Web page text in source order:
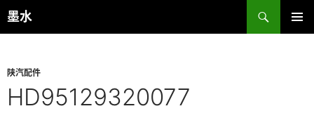
跳
至
墨水
搜
索
陕汽配件
HD95129320077